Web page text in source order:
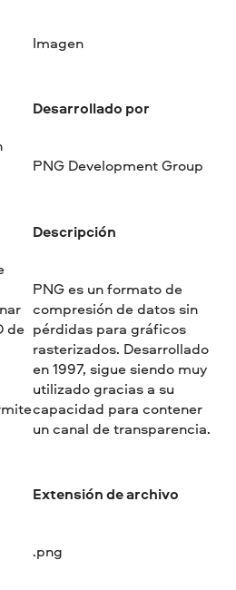
de
Imagen
Desarrollado por
PNG Development Group
Descripción
PNG es un formato de
compresión de datos sin
pérdidas para gráficos
rasterizados. Desarrollado
en 1997, sigue siendo muy
utilizado gracias a su
capacidad para contener
un canal de transparencia.
Extensión de archivo
.png